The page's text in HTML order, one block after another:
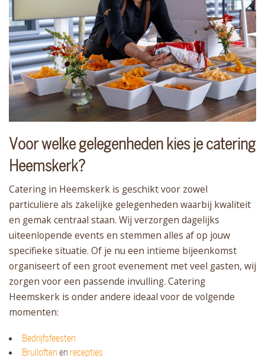
Voor welke gelegenheden kies je catering
Heemskerk?
Catering in Heemskerk is geschikt voor zowel
particuliere als zakelijke gelegenheden waarbij kwaliteit
en gemak centraal staan. Wij verzorgen dagelijks
uiteenlopende events en stemmen alles af op jouw
specifieke situatie. Of je nu een intieme bijeenkomst
organiseert of een groot evenement met veel gasten, wij
zorgen voor een passende invulling. Catering
Heemskerk is onder andere ideaal voor de volgende
momenten:
Bedrijfsfeesten
Bruiloften en recepties